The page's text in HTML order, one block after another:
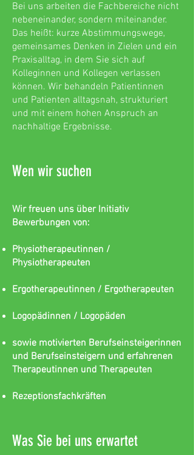
Bei uns arbeiten die Fachbereiche nicht
nebeneinander, sondern miteinander.
Das heißt: kurze Abstimmungswege,
gemeinsames Denken in Zielen und ein
Praxisalltag, in dem Sie sich auf
Kolleginnen und Kollegen verlassen
können. Wir behandeln Patientinnen
und Patienten alltagsnah, strukturiert
und mit einem hohen Anspruch an
nachhaltige Ergebnisse.
Wen wir suchen
Wir freuen uns über Initiativ
Bewerbungen von:
Physiotherapeutinnen /
Physiotherapeuten
Ergotherapeutinnen / Ergotherapeuten
Logopädinnen / Logopäden
sowie motivierten Berufseinsteigerinnen
und Berufseinsteigern und erfahrenen
Therapeutinnen und Therapeuten
Rezeptionsfachkräften
Was Sie bei uns erwartet